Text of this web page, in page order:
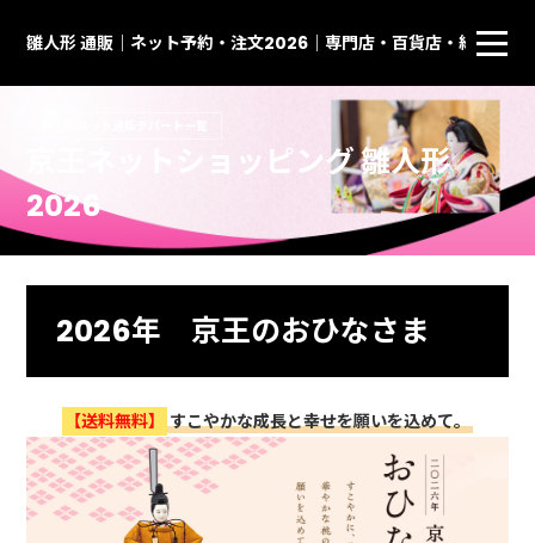
雛人形 通販｜ネット予約・注文2026｜専門店・百貨店・総合通販
京王ネットショッピング 雛人形
2026
2026年 京王のおひなさま
【送料無料】 すこやかな成長と幸せを願いを込めて。